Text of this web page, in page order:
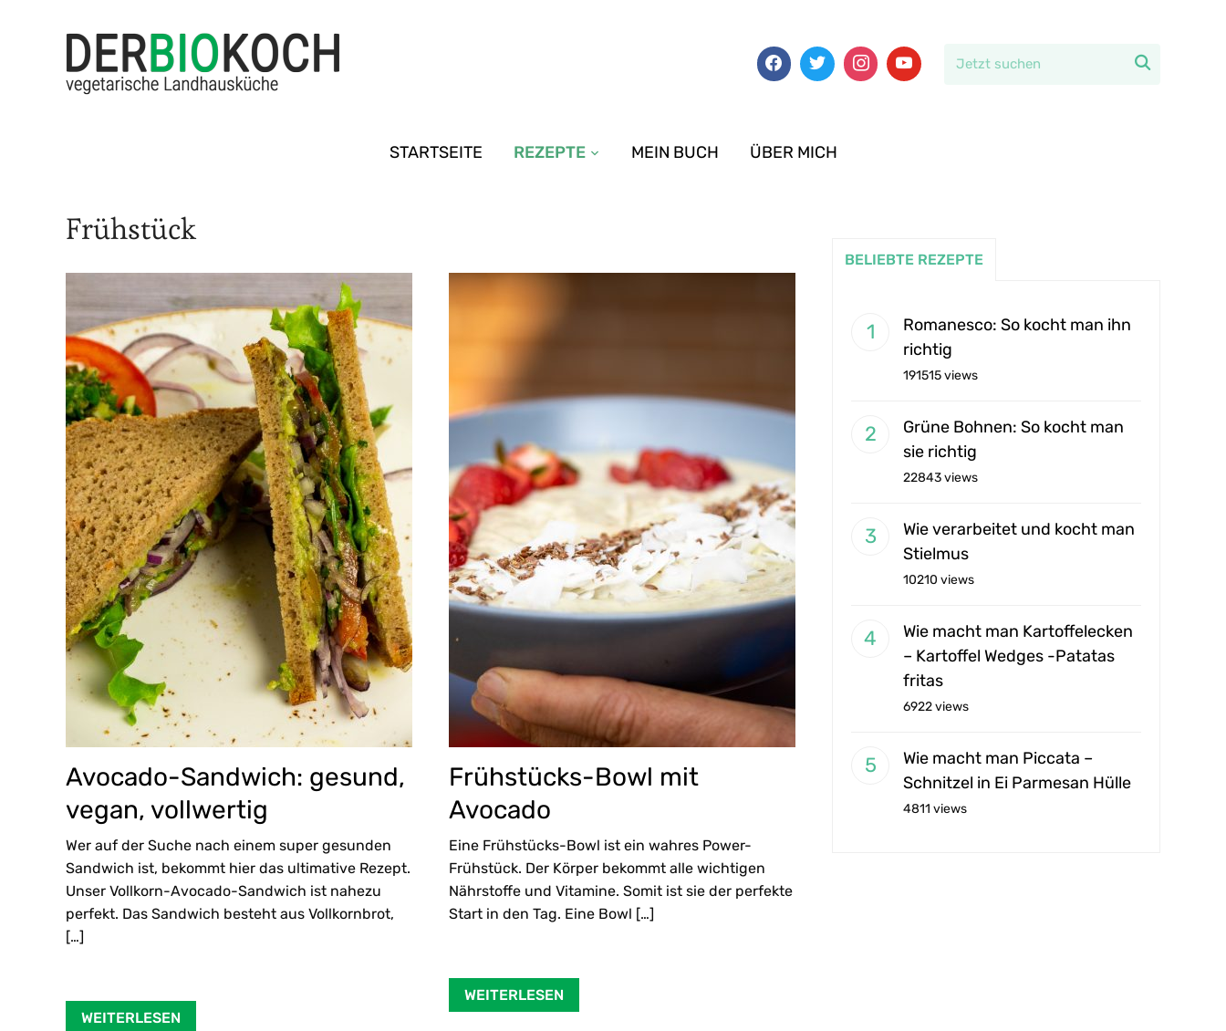

STARTSEITE REZEPTE MEIN BUCH ÜBER MICH
Frühstück
Avocado-Sandwich: gesund,
vegan, vollwertig
Wer auf der Suche nach einem super gesunden
Sandwich ist, bekommt hier das ultimative Rezept.
Unser Vollkorn-Avocado-Sandwich ist nahezu
perfekt. Das Sandwich besteht aus Vollkornbrot,
[…]
WEITERLESEN
Frühstücks-Bowl mit
Avocado
Eine Frühstücks-Bowl ist ein wahres Power-
Frühstück. Der Körper bekommt alle wichtigen
Nährstoffe und Vitamine. Somit ist sie der perfekte
Start in den Tag. Eine Bowl […]
WEITERLESEN
BELIEBTE REZEPTE
Romanesco: So kocht man ihn
richtig
191515 views
Grüne Bohnen: So kocht man
sie richtig
22843 views
Wie verarbeitet und kocht man
Stielmus
10210 views
Wie macht man Kartoffelecken
– Kartoffel Wedges -Patatas
fritas
6922 views
Wie macht man Piccata –
Schnitzel in Ei Parmesan Hülle
4811 views